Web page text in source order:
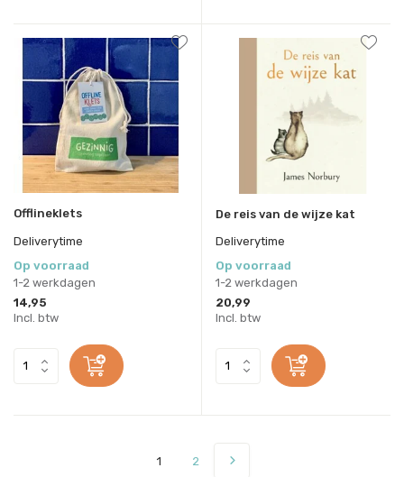
Offlineklets
Deliverytime
Op voorraad
1-2 werkdagen
14,95
Incl. btw
De reis van de wijze kat
Deliverytime
Op voorraad
1-2 werkdagen
20,99
Incl. btw
1 2